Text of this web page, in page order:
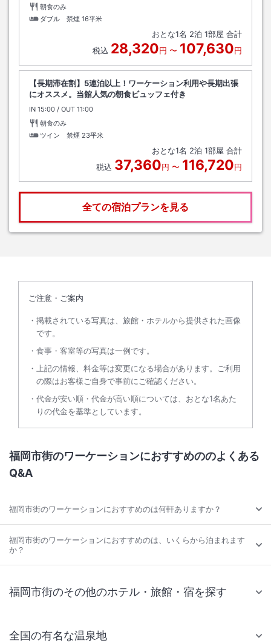
朝食のみ
ダブル 禁煙 16平米
おとな1名 2泊 1部屋 合計
税込 28,320円 〜 107,630円
【長期滞在割】5連泊以上！ワーケーション利用や長期出張
にオススメ。当館人気の朝食ビュッフェ付き
IN チェックイン
15:00 / OUT チェックアウト
11:00
朝食のみ
ツイン 禁煙 23平米
おとな1名 2泊 1部屋 合計
税込 37,360円 〜 116,720円
全ての宿泊プランを見る
ご注意・ご案内
掲載されている写真は、旅館・ホテルから提供された画像
です。
食事・客室等の写真は一例です。
上記の情報、料金等は変更になる場合があります。ご利用
の際はお客様ご自身で事前にご確認ください。
代金が安い順・代金が高い順については、おとな1名あた
りの代金を基準としています。
福岡市街のワーケーションにおすすめののよくある
Q&A
福岡市街のワーケーションにおすすめのは何軒ありますか？
福岡市街のワーケーションにおすすめのは、いくらから泊まれます
か？
福岡市街のその他のホテル・旅館・宿を探す
全国の有名な温泉地